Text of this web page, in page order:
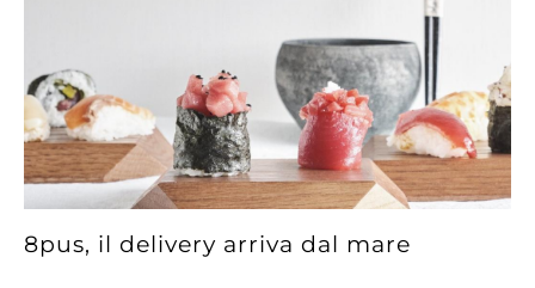
8pus, il delivery arriva dal mare